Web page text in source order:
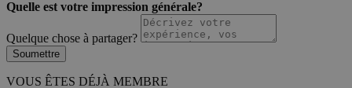
Quelle est votre impression générale?
Quelque chose à partager?
Soumettre
VOUS ÊTES DÉJÀ MEMBRE